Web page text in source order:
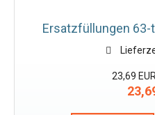
Ersatzfüllungen 63-
23,69